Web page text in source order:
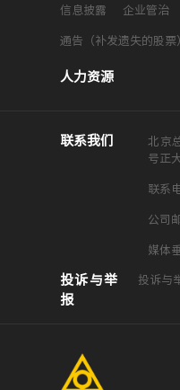
信息披露 企业管治
通告（补发遗失的股票
人力资源
联系我们
北京
号正
联系
公司
媒体
投诉与举
报
投诉与